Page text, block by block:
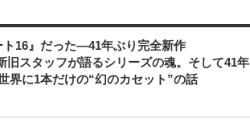
16』だった―41年ぶり完全新作
旧スタッフが語るシリーズの魂。そして41年
界に1本だけの“幻のカセット”の話